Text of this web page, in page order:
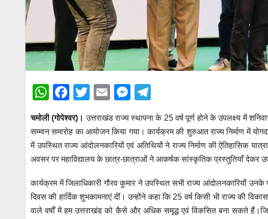
W
h
at
s
A
p
F
c
e
b
o
k
T
tt
er
E
ail
M
ss
e
n
er
el
e
gr
a
m
चमोली (गोपेश्वर)। उत्तराखंड राज्य स्थापना के 25 वर्ष पूर्ण होने के उपलक्ष्य में
सम्मान समारोह का आयोजन किया गया। कार्यक्रम की शुरुआत राज्य निर्माण में
में उपस्थित राज्य आंदोलनकारियों एवं अतिथियों ने राज्य निर्माण की ऐतिहासिक
अवसर पर महाविद्यालय के छात्र-छात्राओं ने आकर्षक सांस्कृतिक प्रस्तुतियाँ देकर
कार्यक्रम में जिलाधिकारी गौरव कुमार ने उपस्थित सभी राज्य आंदोलनकारियों
दिवस की हार्दिक शुभकामनाएं दीं। उन्होंने कहा कि 25 वर्ष किसी भी राज्य की
वाले वर्षों में हम उत्तराखंड को कैसे और अधिक समृद्ध एवं विकसित बना सकते